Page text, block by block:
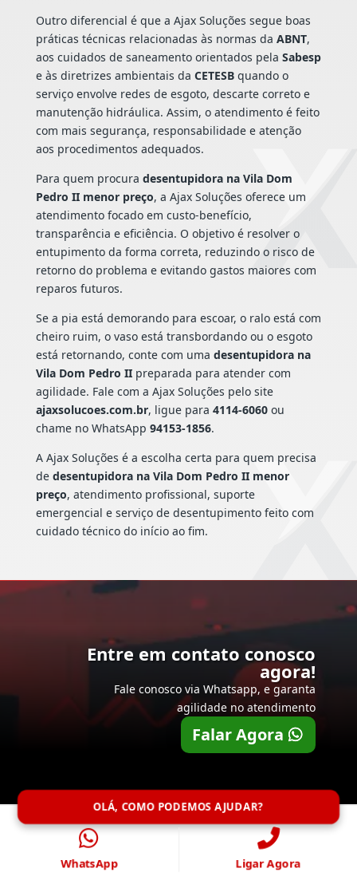
Outro diferencial é que a Ajax Soluções segue boas
práticas técnicas relacionadas às normas da ABNT,
aos cuidados de saneamento orientados pela Sabesp
e às diretrizes ambientais da CETESBquando o
serviço envolve redes de esgoto, descarte correto e
manutenção hidráulica. Assim, o atendimento é feito
com mais segurança, responsabilidade e atenção
aos procedimentos adequados.
Para quem procura desentupidora na Vila Dom
Pedro II menor preço, a Ajax Soluções oferece um
atendimento focado em custo-benefício,
transparência e eficiência. O objetivo é resolver o
entupimento da forma correta, reduzindo o risco de
retorno do problema e evitando gastos maiores com
reparos futuros.
Se a pia está demorando para escoar, o ralo está com
cheiro ruim, o vaso está transbordando ou o esgoto
está retornando, conte com uma desentupidora na
Vila Dom Pedro IIpreparada para atender com
agilidade. Fale com a Ajax Soluções pelo site
ajaxsolucoes.com.br, ligue para 4114-6060ou
chame no WhatsApp 94153-1856.
A Ajax Soluções é a escolha certa para quem precisa
de desentupidora na Vila Dom Pedro II menor
preço, atendimento profissional, suporte
emergencial e serviço de desentupimento feito com
cuidado técnico do início ao fim.
Entre em contato conosco
agora!
Fale conosco via Whatsapp, e garanta
agilidade no atendimento
Falar Agora
OLÁ, COMO PODEMOS AJUDAR?
WhatsApp Ligar Agora